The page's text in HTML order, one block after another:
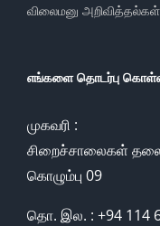
விலைமனு அறிவித்தல்கள்
எங்களை தொடர்பு
முகவரி :
சிறைச்சாலைகள்
கொழும்பு 09
தொ. இல. : +94 114